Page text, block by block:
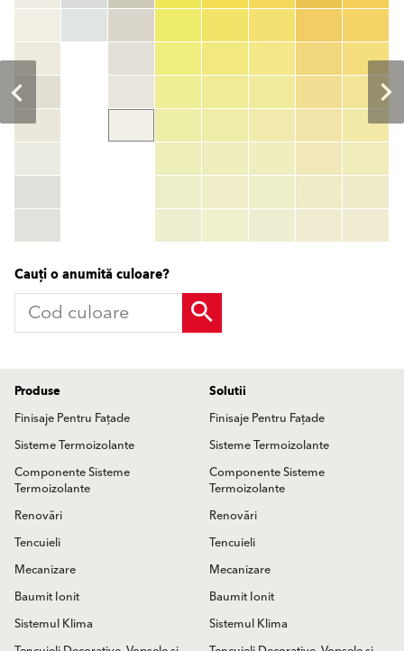
Cod culoare
color_name
HEX:hex_code
TSR:tsr_code
Mai multe informații
Cauți o anumită culoare?
Produse
Finisaje Pentru Fațade
Sisteme Termoizolante
Componente Sisteme
Termoizolante
Renovări
Tencuieli
Mecanizare
Baumit Ionit
Sistemul Klima
Solutii
Finisaje Pentru Fațade
Sisteme Termoizolante
Componente Sisteme
Termoizolante
Renovări
Tencuieli
Mecanizare
Baumit Ionit
Sistemul Klima